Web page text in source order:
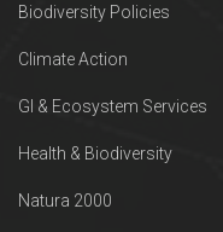
Biodiversity Policies
Climate Action
GI & Ecosystem Services
Health & Biodiversity
Natura 2000